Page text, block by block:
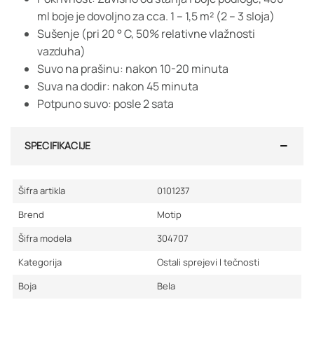
ml boje je dovoljno za cca. 1 – 1,5 m² (2 – 3 sloja)
Sušenje (pri 20 ° C, 50% relativne vlažnosti
vazduha)
Suvo na prašinu: nakon 10-20 minuta
Suva na dodir: nakon 45 minuta
Potpuno suvo: posle 2 sata
SPECIFIKACIJE
Šifra artikla
0101237
Brend
Motip
Šifra modela
304707
Kategorija
Ostali sprejevi I tečnosti
Boja
Bela